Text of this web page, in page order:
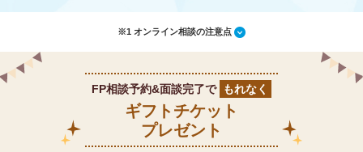
※1 オンライン相談の注意点
FP相談予約&面談完了で もれなく
ギフトチケット
プレゼント